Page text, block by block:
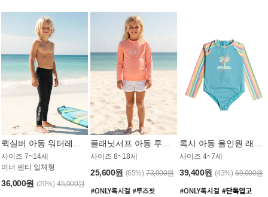
사이즈 7~14세
이너 팬티 일체형
36,000원 (20%) 45,000원
사이즈 8~18세
25,600원 (65%) 73,000원
사이즈 4~7세
39,400원 (43%) 69,000원